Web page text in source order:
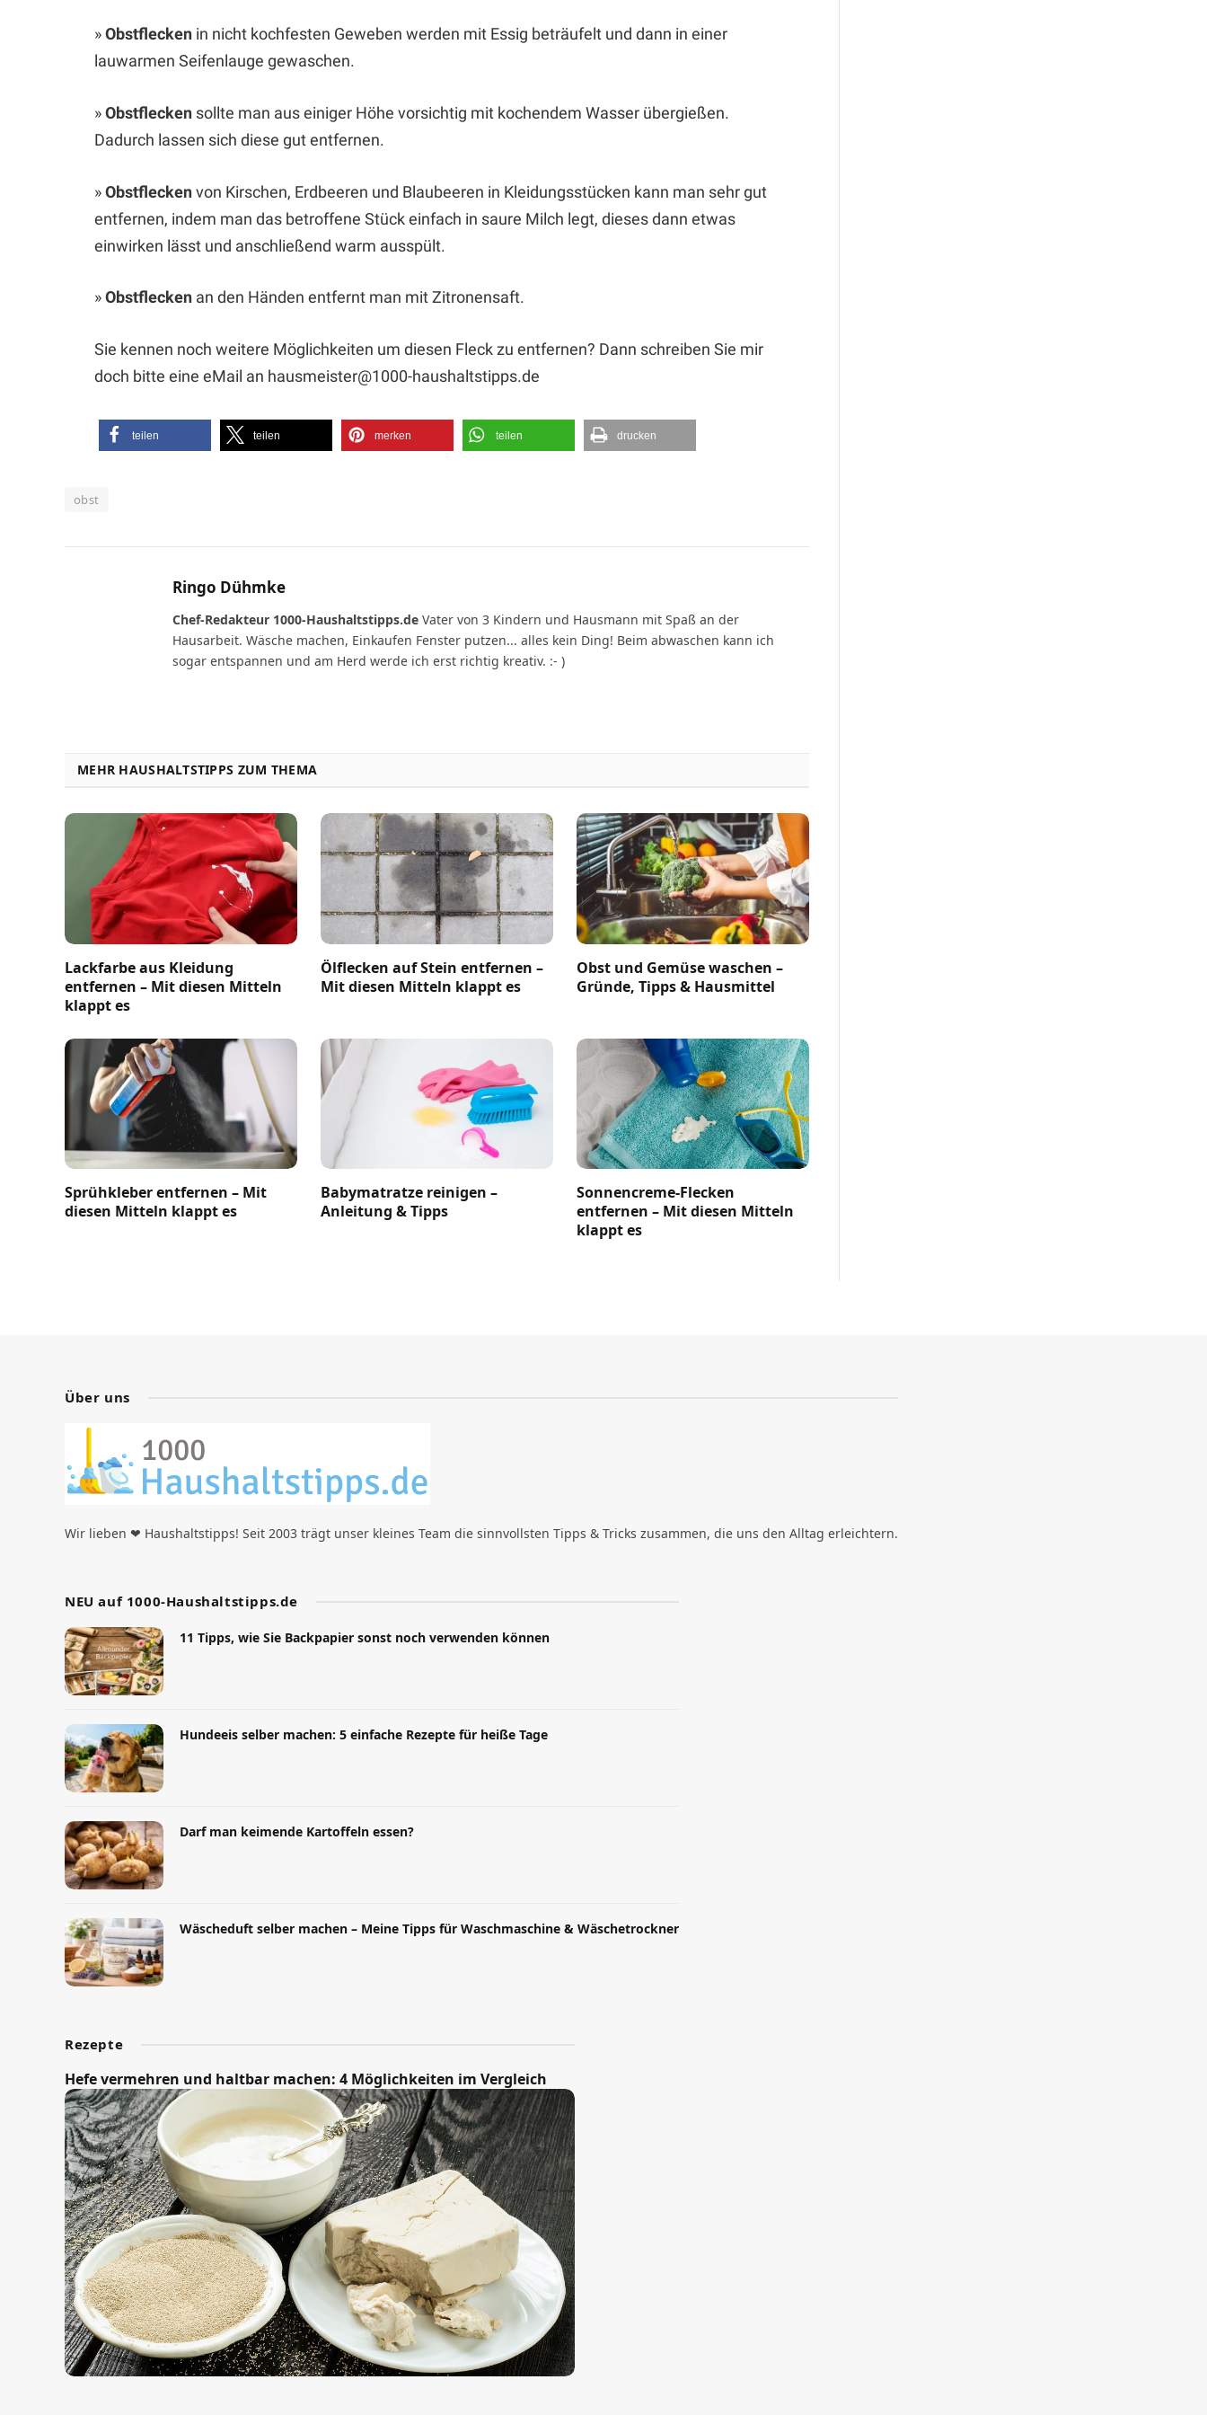
»Obstfleckenin nicht kochfesten Geweben werden mit Essig beträufelt und dann in einer
lauwarmen Seifenlauge gewaschen.
»Obstfleckensollte man aus einiger Höhe vorsichtig mit kochendem Wasser übergießen.
Dadurch lassen sich diese gut entfernen.
»Obstfleckenvon Kirschen, Erdbeeren und Blaubeeren in Kleidungsstücken kann man sehr gut
entfernen, indem man das betroffene Stück einfach in saure Milch legt, dieses dann etwas
einwirken lässt und anschließend warm ausspült.
»Obstfleckenan den Händen entfernt man mit Zitronensaft.
Sie kennen noch weitere Möglichkeiten um diesen Fleck zu entfernen? Dann schreiben Sie mir
doch bitte eine eMail an hausmeister@1000-haushaltstipps.de
teilen teilen merken teilen drucken
obst
Ringo Dühmke
Chef-Redakteur 1000-Haushaltstipps.de Vater von 3 Kindern und Hausmann mit Spaß an der
Hausarbeit. Wäsche machen, Einkaufen Fenster putzen... alles kein Ding! Beim abwaschen kann ich
sogar entspannen und am Herd werde ich erst richtig kreativ. :- )
MEHR HAUSHALTSTIPPS ZUM THEMA
Lackfarbe aus Kleidung
entfernen – Mit diesen Mitteln
klappt es
Ölflecken auf Stein entfernen –
Mit diesen Mitteln klappt es
Obst und Gemüse waschen –
Gründe, Tipps & Hausmittel
Sprühkleber entfernen – Mit
diesen Mitteln klappt es
Babymatratze reinigen –
Anleitung & Tipps
Sonnencreme-Flecken
entfernen – Mit diesen Mitteln
klappt es
Über uns
Wir lieben ❤ Haushaltstipps! Seit 2003 trägt unser kleines Team die sinnvollsten Tipps & Tricks zusammen, die uns den Alltag erleichtern.
NEU auf 1000-Haushaltstipps.de
11 Tipps, wie Sie Backpapier sonst noch verwenden können
Hundeeis selber machen: 5 einfache Rezepte für heiße Tage
Darf man keimende Kartoffeln essen?
Wäscheduft selber machen – Meine Tipps für Waschmaschine & Wäschetrockner
Rezepte
Hefe vermehren und haltbar machen: 4 Möglichkeiten im Vergleich